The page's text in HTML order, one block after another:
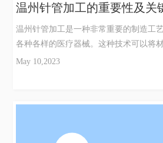
温州针管加工的重要性及关
温州针管加工是一种非常重要的制造工
各种各样的医疗器械。这种技术可以将
度和长度不一的针管，被广泛用于医疗
原理和过程温州针管加工的原理在于对
骤：材料准备、加热处理、冷却、针管
May 10,2023